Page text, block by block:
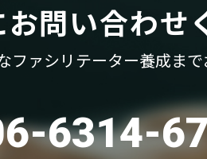
お問い合わせ
ファシリテーター養成まで
6314-